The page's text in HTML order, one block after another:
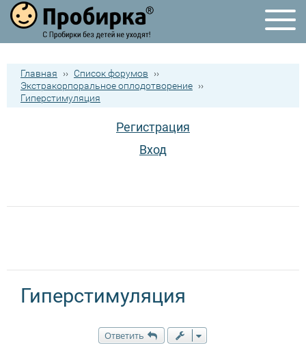
Главная ›› Список форумов
››
Экстракорпоральное оплодотворение ››
Гиперстимуляция
Регистрация
Вход
Гиперстимуляция
Ответить